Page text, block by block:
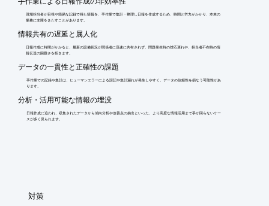
現場担当者が目視や簡易な記録で得た情報を、手作業で集計・整理し日報を作成するため、時間と労力がかかり、本来の
業務に支障をきたすことがあります。
情報共有の遅延と属人化
日報作成に時間がかかると、最新の設備状況が関係者に迅速に共有されず、問題発生時の対応遅れや、担当者不在時の情
報伝達の困難さを招きます。
データの一貫性と正確性の課題
手作業での記録や集計は、ヒューマンエラーによる誤記や集計漏れが発生しやすく、データの信頼性を損なう可能性があ
ります。
分析・活用可能な情報の埋没
日報作成に追われ、収集されたデータから傾向分析や改善点の抽出といった、より高度な情報活用まで手が回らないケー
スが多く見られます。
​対策